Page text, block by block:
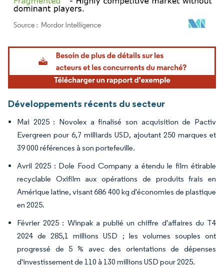
Image © Mordor Intelligence. La réutilisation nécessite une attribution sous CC BY
Développements récents du secteur
Mai 2025 : Novolex a finalisé son acquisition de Pactiv
Evergreen pour 6,7 milliards USD, ajoutant 250 marques et
39 000 références à son portefeuille.
Avril 2025 : Dole Food Company a étendu le film étirable
recyclable Oxifilm aux opérations de produits frais en
Amérique latine, visant 686 400 kg d'économies de plastique
en 2025.
Février 2025 : Winpak a publié un chiffre d'affaires du T4
2024 de 285,1 millions USD ; les volumes souples ont
progressé de 5 % avec des orientations de dépenses
d'investissement de 110 à 130 millions USD pour 2025.